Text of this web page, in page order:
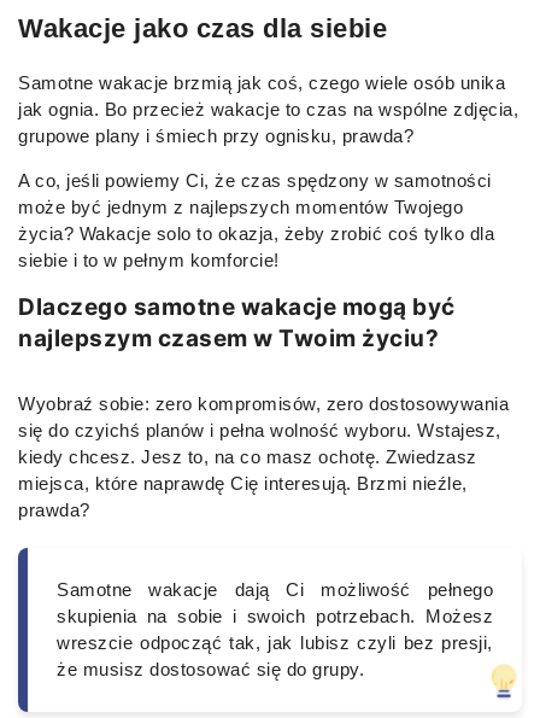
Wakacje jako czas dla siebie
Samotne wakacje brzmią jak coś, czego wiele osób unika
jak ognia. Bo przecież wakacje to czas na wspólne zdjęcia,
grupowe plany i śmiech przy ognisku, prawda?
A co, jeśli powiemy Ci, że czas spędzony w samotności
może być jednym z najlepszych momentów Twojego
życia? Wakacje solo to okazja, żeby zrobić coś tylko dla
siebie i to w pełnym komforcie!
Dlaczego samotne wakacje mogą być
najlepszym czasem w Twoim życiu?
Wyobraź sobie: zero kompromisów, zero dostosowywania
się do czyichś planów i pełna wolność wyboru. Wstajesz,
kiedy chcesz. Jesz to, na co masz ochotę. Zwiedzasz
miejsca, które naprawdę Cię interesują. Brzmi nieźle,
prawda?
Samotne wakacje dają Ci możliwość pełnego
skupienia na sobie i swoich potrzebach. Możesz
wreszcie odpocząć tak, jak lubisz czyli bez presji,
że musisz dostosować się do grupy.